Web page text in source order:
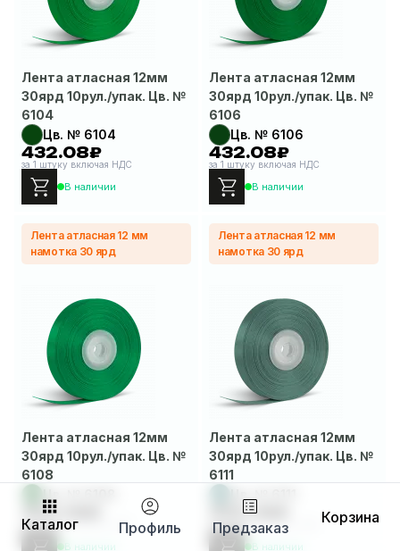
Лента атласная 12мм
30ярд 10рул./упак. Цв. №
6104
Цв. № 6104
432.08₽
за 1 штуку включая НДС
В наличии
Лента атласная 12мм
30ярд 10рул./упак. Цв. №
6106
Цв. № 6106
432.08₽
за 1 штуку включая НДС
В наличии
Лента атласная 12 мм
намотка 30 ярд
Лента атласная 12мм
30ярд 10рул./упак. Цв. №
6108
432.08₽
за 1 штуку включая НДС
В наличии
Лента атласная 12 мм
намотка 30 ярд
Лента атласная 12мм
30ярд 10рул./упак. Цв. №
6111
432.08₽
за 1 штуку включая НДС
В наличии
Каталог Профиль Предзаказ
Корзина